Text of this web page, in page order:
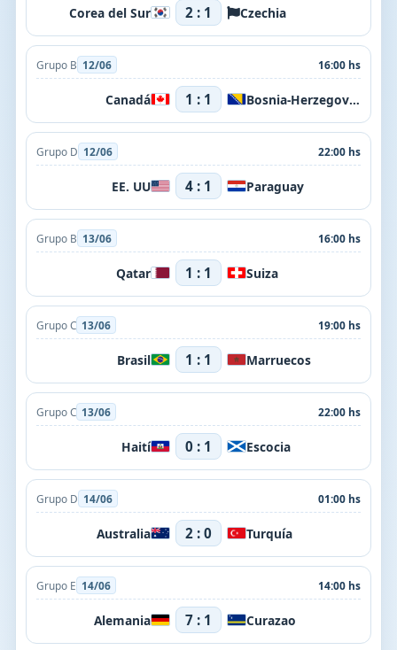
Corea del Sur 2 : 1 Czechia
Grupo B 12/06 16:00 hs
Canadá 1 : 1 Bosnia-Herzegovina
Grupo D 12/06 22:00 hs
EE. UU 4 : 1 Paraguay
Grupo B 13/06 16:00 hs
Qatar 1 : 1 Suiza
Grupo C 13/06 19:00 hs
Brasil 1 : 1 Marruecos
Grupo C 13/06 22:00 hs
Haití 0 : 1 Escocia
Grupo D 14/06 01:00 hs
Australia 2 : 0 Turquía
Grupo E 14/06 14:00 hs
Alemania 7 : 1 Curazao